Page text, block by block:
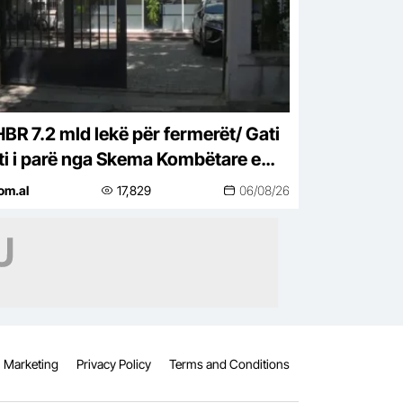
7.2 mld lekë për fermerët/ Gati
i parë nga Skema Kombëtare e
41 mijë përfitues
17,829 06/08/26
Marketing Privacy Policy Terms and Conditions